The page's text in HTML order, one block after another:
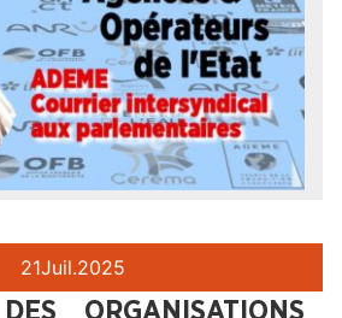
21Juil.2025
ORGANISATIONS